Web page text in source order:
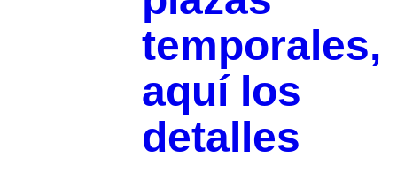
temporales,
aquí los
detalles